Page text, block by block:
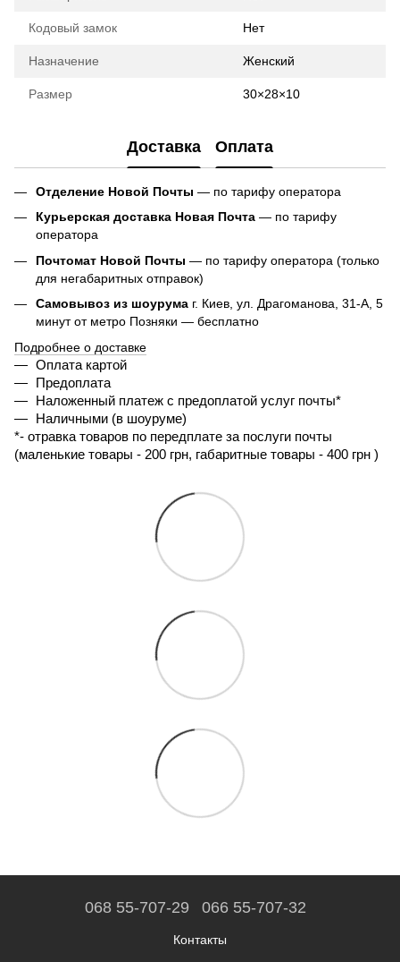
Кодовый замок Нет
Назначение Женский
Размер 30×28×10
Доставка Оплата
Отделение Новой Почты — по тарифу оператора
Курьерская доставка Новая Почта — по тарифу
оператора
Почтомат Новой Почты — по тарифу оператора (только
для негабаритных отправок)
Самовывоз из шоурума г. Киев, ул. Драгоманова, 31-А, 5
минут от метро Позняки — бесплатно
Подробнее о доставке
Оплата картой
Предоплата
Наложенный платеж с предоплатой услуг почты*
Наличными (в шоуруме)
*- отравка товаров по передплате за послуги почты
(маленькие товары - 200 грн, габаритные товары - 400 грн )
068 55-707-29 066 55-707-32
Контакты